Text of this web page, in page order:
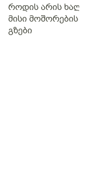
როდის არის
მისი მოშორების
გზები